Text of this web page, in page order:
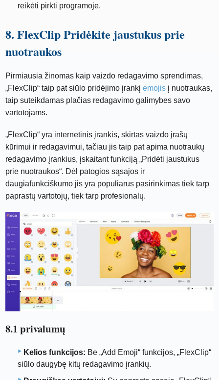
reikėti pirkti programoje.
8. FlexClip Pridėkite jaustukus prie
nuotraukos
Pirmiausia žinomas kaip vaizdo redagavimo sprendimas,
„FlexClip“ taip pat siūlo pridėjimo įrankįemojis į nuotraukas,
taip suteikdamas plačias redagavimo galimybes savo
vartotojams.
„FlexClip“ yra internetinis įrankis, skirtas vaizdo įrašų
kūrimui ir redagavimui, tačiau jis taip pat apima nuotraukų
redagavimo įrankius, įskaitant funkciją „Pridėti jaustukus
prie nuotraukos“. Dėl patogios sąsajos ir
daugiafunkciškumo jis yra populiarus pasirinkimas tiek tarp
paprastų vartotojų, tiek tarp profesionalų.
8.1 privalumų
Kelios funkcijos: Be „Add Emoji“ funkcijos, „FlexClip“
siūlo daugybę kitų redagavimo įrankių.